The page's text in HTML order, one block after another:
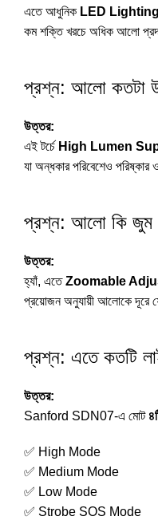
এতে আধুনিক LED
কম শক্তি খরচে অধিক আলো
প্রশ্ন: আলো কতটা
উত্তর:
এই টর্চে High Lumen
যা অন্ধকার পরিবেশেও
প্রশ্ন: আলো কি জুম
উত্তর:
হ্যাঁ, এতেZoomable
প্রয়োজন অনুযায়ী আলোকে দূরে
প্রশ্ন: এতে কতটি
উত্তর:
Sanford SDN07-এ মোট
✅ High Mode
✅ Medium Mode
✅ Low Mode
✅ Strobe SOS Mode